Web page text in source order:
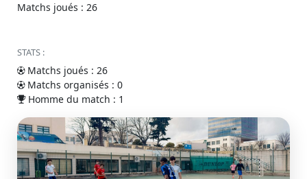
Matchs joués : 26
STATS :
Matchs joués : 26
Matchs organisés : 0
Homme du match : 1